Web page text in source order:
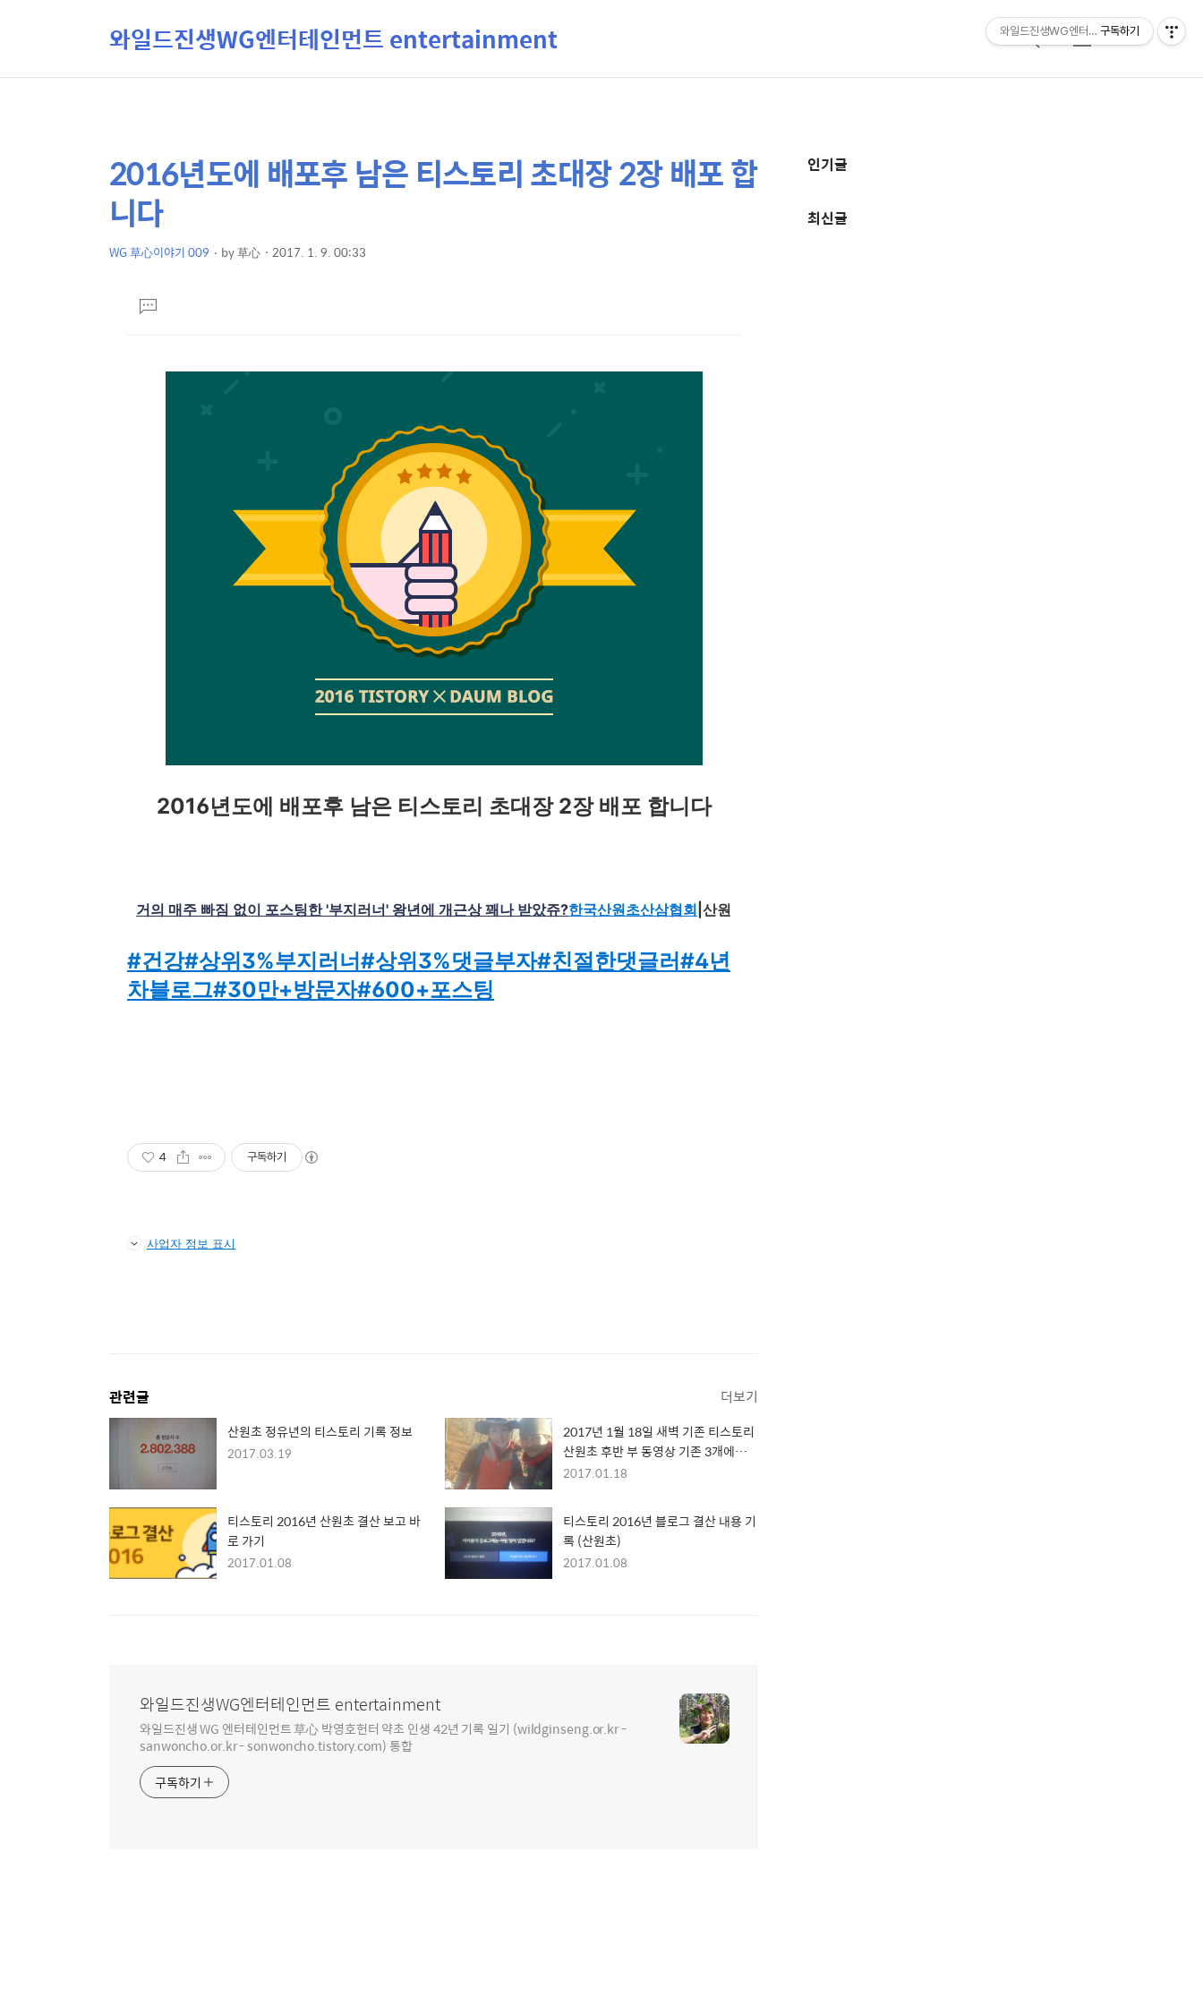
와일드진생WG엔터테인먼트 entertainment
검
메
상
세
컨
텐
본
문
제
2016년도에 배포후 남은 티스토리 초대장 2장 배포 합
니다
WG 草心이야기 009 by草心 2017. 1. 9. 00:33
댓
글
2016년도에 배포후 남은 티스토리 초대장 2장 배포 합니다
거의 매주 빠짐 없이 포스팅한 '부지러너' 왕년에 개근상 꽤나 받았쥬?한국산원초산삼협회 산원
#건강#상위3%부지러너#상위3%댓글부자#친절한댓글러#4년
차블로그#30만+방문자#600+포스팅
4 구독하기
사업자 정보 표시
관련글 더보기
산원초 정유년의 티스토리 기록 정보
2017.03.19
2017년 1월 18일 새벽 기존 티스토리
산원초 후반 부 동영상 기존 3개에서 6
개로 업데이트 하였습니다
2017.01.18
티스토리 2016년 산원초 결산 보고 바
로 가기
2017.01.08
티스토리 2016년 블로그 결산 내용 기
록 (산원초)
2017.01.08
와일드진생WG엔터테인먼트 entertainment
와일드진생 WG 엔터테인먼트 草心 박영호헌터 약초 인생 42년 기록 일기 (wildginseng.or.kr -
sanwoncho.or.kr - sonwoncho.tistory.com) 통합
구독하기
추
정
인기글
최신글
와일드진생WG엔터테인먼트
구독하기